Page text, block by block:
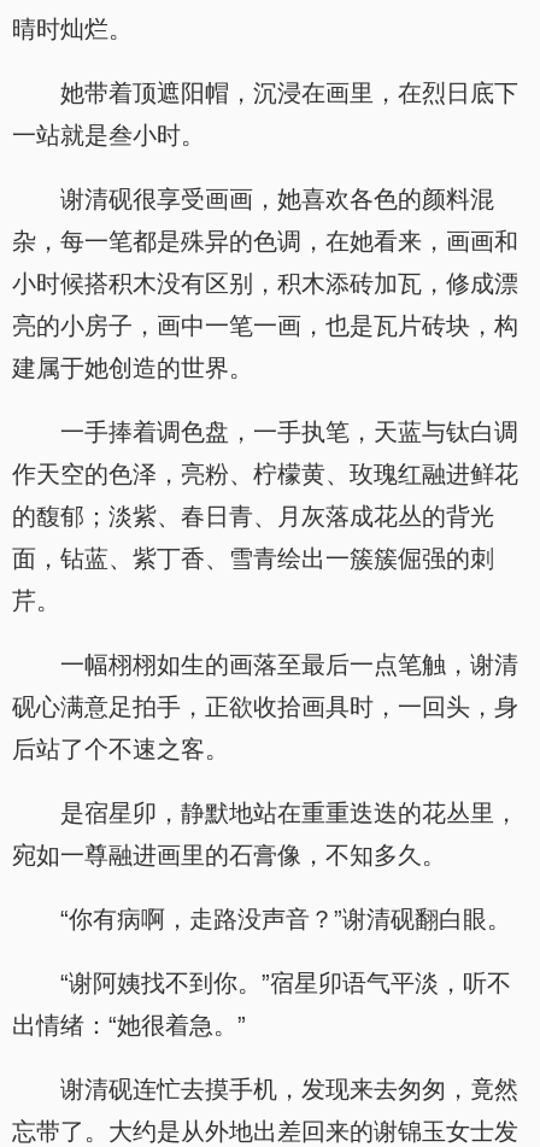
晴时灿烂。
她带着顶遮阳帽，沉浸在画里，在烈日底下
一站就是叁小时。
谢清砚很享受画画，她喜欢各色的颜料混
杂，每一笔都是殊异的色调，在她看来，画画和
小时候搭积木没有区别，积木添砖加瓦，修成漂
亮的小房子，画中一笔一画，也是瓦片砖块，构
建属于她创造的世界。
一手捧着调色盘，一手执笔，天蓝与钛白调
作天空的色泽，亮粉、柠檬黄、玫瑰红融进鲜花
的馥郁；淡紫、春日青、月灰落成花丛的背光
面，钻蓝、紫丁香、雪青绘出一簇簇倔强的刺
芹。
一幅栩栩如生的画落至最后一点笔触，谢清
砚心满意足拍手，正欲收拾画具时，一回头，身
后站了个不速之客。
是宿星卯，静默地站在重重迭迭的花丛里，
宛如一尊融进画里的石膏像，不知多久。
“你有病啊，走路没声音？”谢清砚翻白眼。
“谢阿姨找不到你。”宿星卯语气平淡，听不
出情绪：“她很着急。”
谢清砚连忙去摸手机，发现来去匆匆，竟然
忘带了。大约是从外地出差回来的谢锦玉女士发